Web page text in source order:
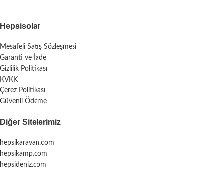
Hepsisolar
Mesafeli Satış Sözleşmesi
Garanti ve İade
Gizlilik Politikası
KVKK
Çerez Politikası
Güvenli Ödeme
Diğer Sitelerimiz
hepsikaravan.com
hepsikamp.com
hepsideniz.com